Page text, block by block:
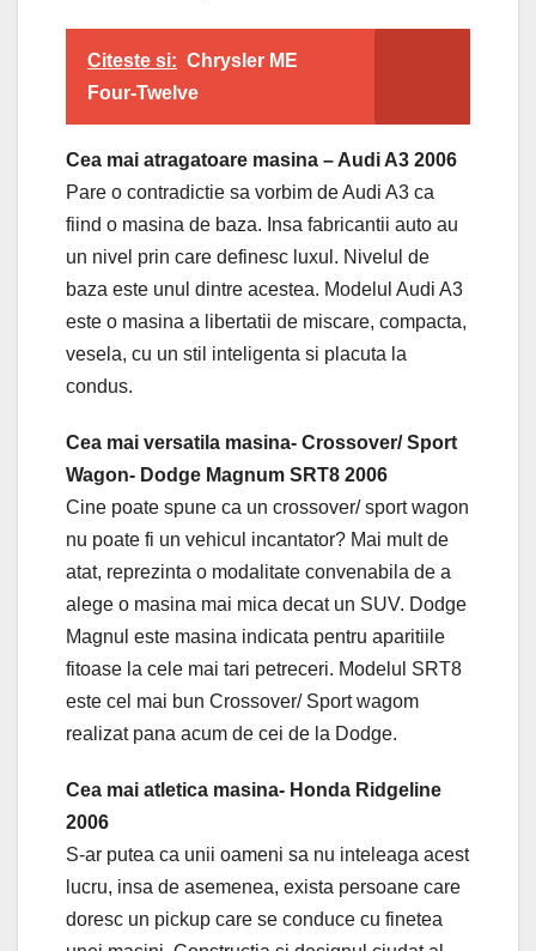
Citeste si: Chrysler ME
Four-Twelve
Cea mai atragatoare masina – Audi A3 2006
Pare o contradictie sa vorbim de Audi A3 ca
fiind o masina de baza. Insa fabricantii auto au
un nivel prin care definesc luxul. Nivelul de
baza este unul dintre acestea. Modelul Audi A3
este o masina a libertatii de miscare, compacta,
vesela, cu un stil inteligenta si placuta la
condus.
Cea mai versatila masina- Crossover/ Sport
Wagon- Dodge Magnum SRT8 2006
Cine poate spune ca un crossover/ sport wagon
nu poate fi un vehicul incantator? Mai mult de
atat, reprezinta o modalitate convenabila de a
alege o masina mai mica decat un SUV. Dodge
Magnul este masina indicata pentru aparitiile
fitoase la cele mai tari petreceri. Modelul SRT8
este cel mai bun Crossover/ Sport wagom
realizat pana acum de cei de la Dodge.
Cea mai atletica masina- Honda Ridgeline
2006
S-ar putea ca unii oameni sa nu inteleaga acest
lucru, insa de asemenea, exista persoane care
doresc un pickup care se conduce cu finetea